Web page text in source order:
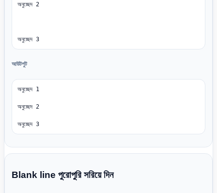
অনুচ্ছেদ 2
অনুচ্ছেদ 3
আউটপুট
অনুচ্ছেদ 1
অনুচ্ছেদ 2
অনুচ্ছেদ 3
Blank line পুরোপুরি সরিয়ে দিন